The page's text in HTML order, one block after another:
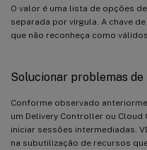
O valor é uma lista de opções
separada por vírgula. A chave
que não reconheça como válidos.
Solucionar problemas
Conforme observado
um Delivery Controller ou
iniciar sessões intermediadas.
na subutilização de recursos